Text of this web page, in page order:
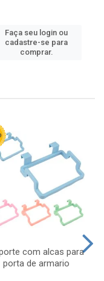
Faça seu login ou
cadastre-se para
comprar.
com alcas para
porta de armario